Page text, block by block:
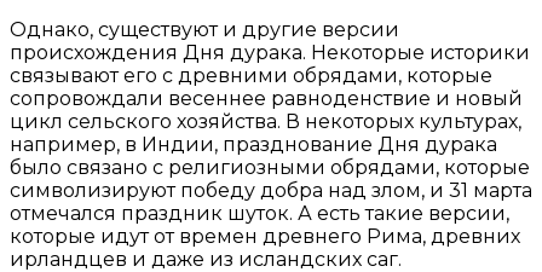
Однако, существуют и другие версии
происхождения Дня дурака. Некоторые историки
связывают его с древними обрядами, которые
сопровождали весеннее равноденствие и новый
цикл сельского хозяйства. В некоторых культурах,
например, в Индии, празднование Дня дурака
было связано с религиозными обрядами, которые
символизируют победу добра над злом, и 31 марта
отмечался праздник шуток. А есть такие версии,
которые идут от времен древнего Рима, древних
ирландцев и даже из исландских саг.